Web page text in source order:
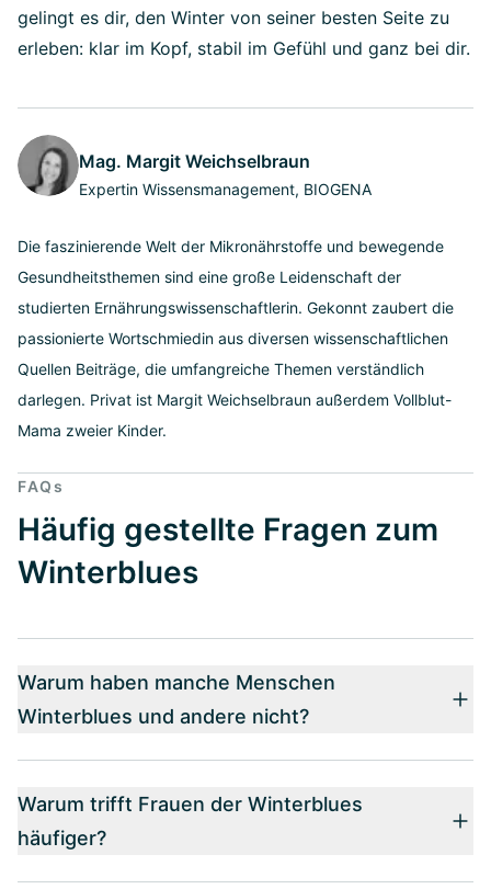
gelingt es dir, den Winter von seiner besten Seite zu
erleben: klar im Kopf, stabil im Gefühl und ganz bei dir.
Mag. Margit Weichselbraun
Expertin Wissensmanagement, BIOGENA
Die faszinierende Welt der Mikronährstoffe und bewegende
Gesundheitsthemen sind eine große Leidenschaft der
studierten Ernährungswissenschaftlerin. Gekonnt zaubert die
passionierte Wortschmiedin aus diversen wissenschaftlichen
Quellen Beiträge, die umfangreiche Themen verständlich
darlegen. Privat ist Margit Weichselbraun außerdem Vollblut-
Mama zweier Kinder.
FAQs
Häufig gestellte Fragen zum
Winterblues
Warum haben manche Menschen
Winterblues und andere nicht?
Warum trifft Frauen der Winterblues
häufiger?